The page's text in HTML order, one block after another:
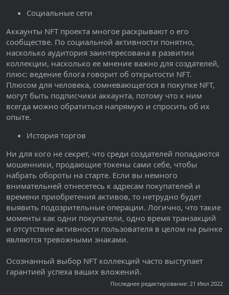
Социальные сети
Аккаунты NFT проекта многое раскрывают о его
сообществе. По социальной активности понятно,
насколько аудитория заинтересована в развитии
коллекции, насколько ее мнение важно для создателей,
плюс: ведение блога говорит об открытости NFT.
Плюсом для человека, сомневающегося в покупке NFT,
могут быть подписчики аккаунта, потому что к ним
всегда можно обратиться напрямую и спросить об их
опыте.
История торгов
Ни для кого не секрет, что среди создателей попадаются
мошенники, продающие токены сами себе, чтобы
набрать обороты на старте. Если вы немного
внимательней отнесетесь к адресам покупателей и
времени приобретения активов, то нетрудно будет
выявить подозрительные операции. Логично, что такие
моменты как одни покупатели, одно время транзакций
и отсутствие активности пользователя в целом на рынке
являются тревожными знаками.
Осознанный выбор NFT коллекций часто выступает
гарантией успеха ваших вложений.
Последнее редактирование: 21 Июл 2022